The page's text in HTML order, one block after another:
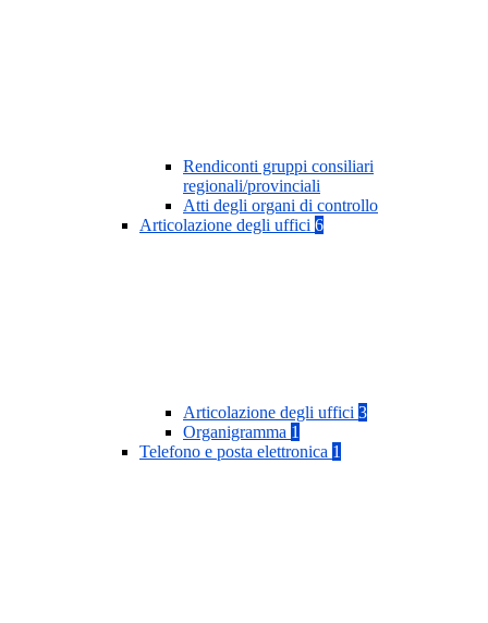
Rendiconti gruppi consiliari
regionali/provinciali
Atti degli organi di controllo
Articolazione degli uffici 6
Articolazione degli uffici 3
Organigramma 1
Telefono e posta elettronica 1